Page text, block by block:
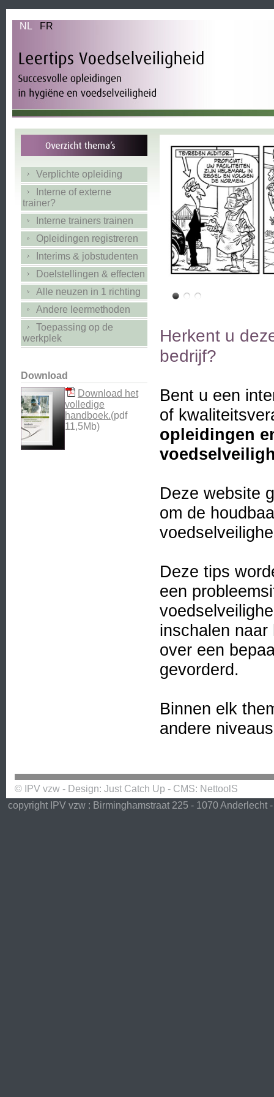
NL FR
Verplichte opleiding
Interne of externe
trainer?
Interne trainers trainen
Opleidingen registreren
Interims & jobstudenten
Doelstellingen & effecten
Alle neuzen in 1 richting
Andere leermethoden
Toepassing op de
werkplek
Download
Download het
volledige
handboek.(pdf
11,5Mb)
Herkent u
bedrijf?
Bent u een
of
opleidingen
Deze website
om de
Deze tips
een
inschalen
over een
gevorderd.
Binnen elk
andere
© IPV vzw - Design: Just Catch Up - CMS: NettoolS
copyright IPV vzw : Birminghamstraat 225 - 1070 Anderlecht